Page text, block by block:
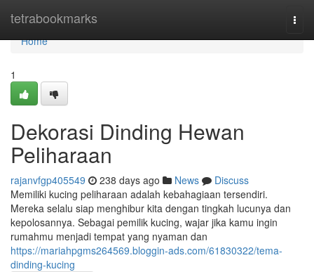
tetrabookmarks
Home
Home
1
Dekorasi Dinding Hewan
Peliharaan
rajanvfgp405549 238 days ago News
Discuss
Memiliki kucing peliharaan adalah kebahagiaan tersendiri.
Mereka selalu siap menghibur kita dengan tingkah lucunya dan
kepolosannya. Sebagai pemilik kucing, wajar jika kamu ingin
rumahmu menjadi tempat yang nyaman dan
https://mariahpgms264569.bloggin-ads.com/61830322/tema-
dinding-kucing